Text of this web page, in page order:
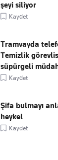
şeyi siliyor
Kaydet
Tramvayda
Temizlik
süpürgeli
Kaydet
Şifa bulmayı
heykel
Kaydet